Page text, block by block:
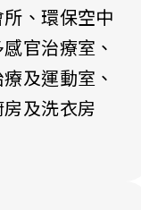
、環保空中
官治療室、
及運動室、
及洗衣房